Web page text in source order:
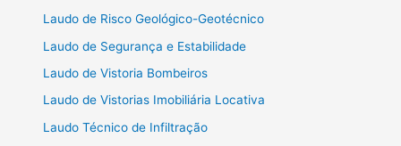
Laudo de Risco Geológico-Geotécnico
Laudo de Segurança e Estabilidade
Laudo de Vistoria Bombeiros
Laudo de Vistorias Imobiliária Locativa
Laudo Técnico de Infiltração